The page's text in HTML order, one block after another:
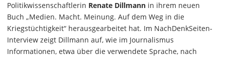
Politikwissenschaftlerin Renate Dillmann in ihrem neuen
Buch „Medien. Macht. Meinung. Auf dem Weg in die
Kriegstüchtigkeit“ herausgearbeitet hat. Im NachDenkSeiten-
Interview zeigt Dillmann auf, wie im Journalismus
Informationen, etwa über die verwendete Sprache, nach